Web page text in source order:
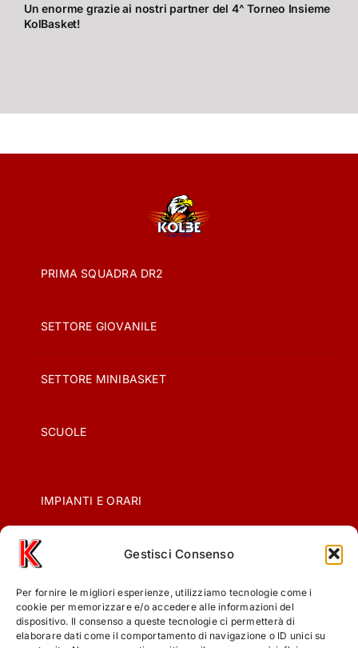
Gestisci Consenso
Per fornire le migliori esperienze, utilizziamo tecnologie come i
cookie per memorizzare e/o accedere alle informazioni del
dispositivo. Il consenso a queste tecnologie ci permetterà di
elaborare dati come il comportamento di navigazione o ID unici su
Un enorme grazie ai nostri partner del 4^ Torneo Insieme
KolBasket!
PRIMA SQUADRA DR2
SETTORE GIOVANILE
SETTORE MINIBASKET
SCUOLE
IMPIANTI E ORARI
PRIVACY